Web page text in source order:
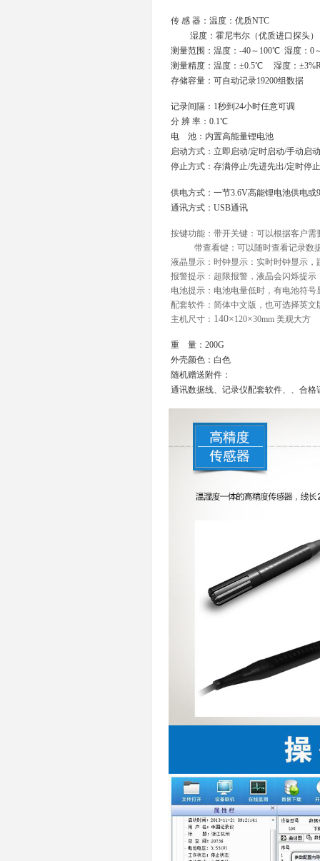
传 感 器：温度：优质NTC
湿度：霍尼韦尔（优质进口探头）
测量范围：温度：-40～100℃ 湿度：0
测量精度：温度：±0.5℃ 湿度：
存储容量：可自动记录19200组数据
记录间隔：1秒到24小时任意可调
分 辨 率：0.1℃
电 池：内置高能量锂电池
启动方式：立即启动/定时启动/手动启动
停止方式：存满停止/先进先出/定时停
供电方式：一节3.6V高能锂电池供电或
通讯方式：USB通讯
按键功能：带开关键：可以根据客户
带查看键：可以随时查看记录数据
液晶显示：时钟显示：实时时钟显示
报警提示：超限报警，液晶会闪烁提
电池提示：电池电量低时，有电池符
配套软件：简体中文版，也可选择英
主机尺寸： 140×120×30mm 美观大方
重 量：200G
外壳颜色：白色
随机赠送附件：
通讯数据线、记录仪配套软件、、合